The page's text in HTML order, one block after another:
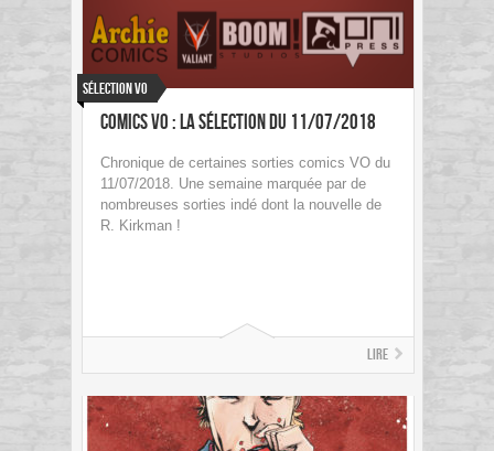
Sélection VO
Comics VO : La sélection du 11/07/2018
Chronique de certaines sorties comics VO du
11/07/2018. Une semaine marquée par de
nombreuses sorties indé dont la nouvelle de
R. Kirkman !
Lire